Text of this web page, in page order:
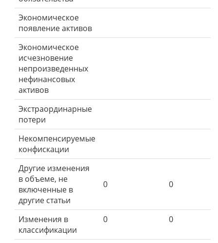
Экономическое
появление активов
Экономическое
исчезновение
непроизведенных
нефинансовых
активов
Экстраординарные
потери
Некомпенсируемые
конфискации
Другие изменения
в объеме, не
включенные в
другие статьи
0 0
Изменения в
классификации
0 0